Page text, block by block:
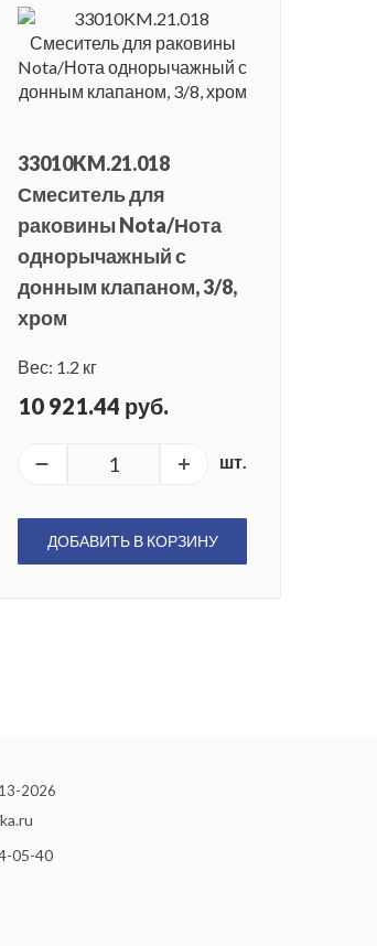
33010KM.21.018
Смеситель для
раковины Nota/Нота
однорычажный с
донным клапаном, 3/8,
хром
Вес: 1.2 кг
10 921.44 руб.
шт.
ДОБАВИТЬ В КОРЗИНУ
2026
05-40